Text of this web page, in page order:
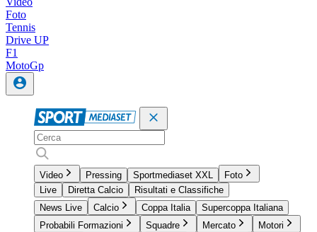
Foto
Tennis
Drive UP
F1
MotoGp
Video Pressing Sportmediaset XXL
Foto
Live
Diretta Calcio
Risultati e Classifiche
News Live
Calcio Coppa Italia
Supercoppa Italiana
Probabili Formazioni
Squadre Mercato
Motori